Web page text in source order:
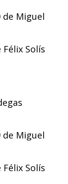
de Miguel
Solís
de Miguel
Solís